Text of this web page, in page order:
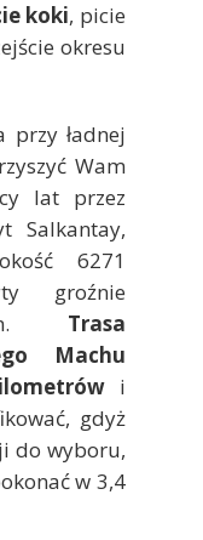
koki, picie
okresu
przy ładnej
Wam
lat przez
Salkantay,
6271
groźnie
Trasa
Machu
i
gdyż
do wyboru,
w 3,4